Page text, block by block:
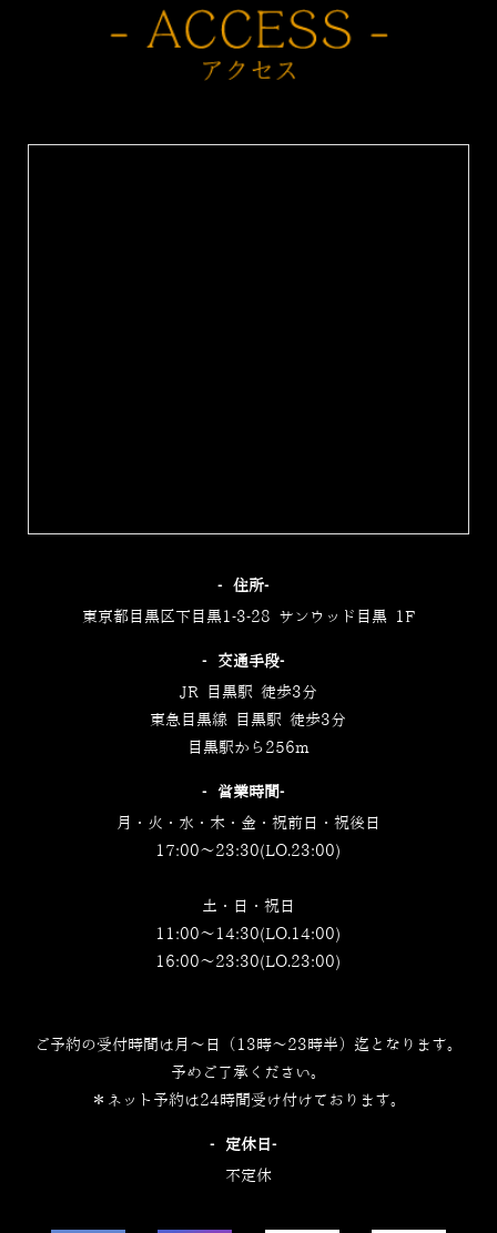
‐住所‐
東京都目黒区下目黒1-3-28 サンウッド目黒 1F
‐交通手段‐
JR 目黒駅 徒歩3分
東急目黒線 目黒駅 徒歩3分
目黒駅から256m
‐営業時間‐
月・火・水・木・金・祝前日・祝後日
17:00～23:30(LO.23:00)
土・日・祝日
11:00～14:30(LO.14:00)
16:00～23:30(LO.23:00)
ご予約の受付時間は月～日（13時～23時半）迄となります。
予めご了承ください。
＊ネット予約は24時間受け付けております。
‐定休日‐
不定休